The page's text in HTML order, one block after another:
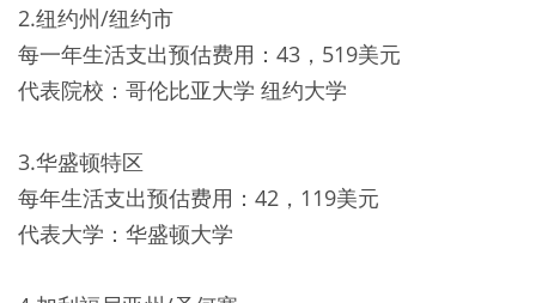
2.纽约州/纽约市
每一年生活支出预估费用：43，519美元
代表院校：哥伦比亚大学 纽约大学
3.华盛顿特区
每年生活支出预估费用：42，119美元
代表大学：华盛顿大学